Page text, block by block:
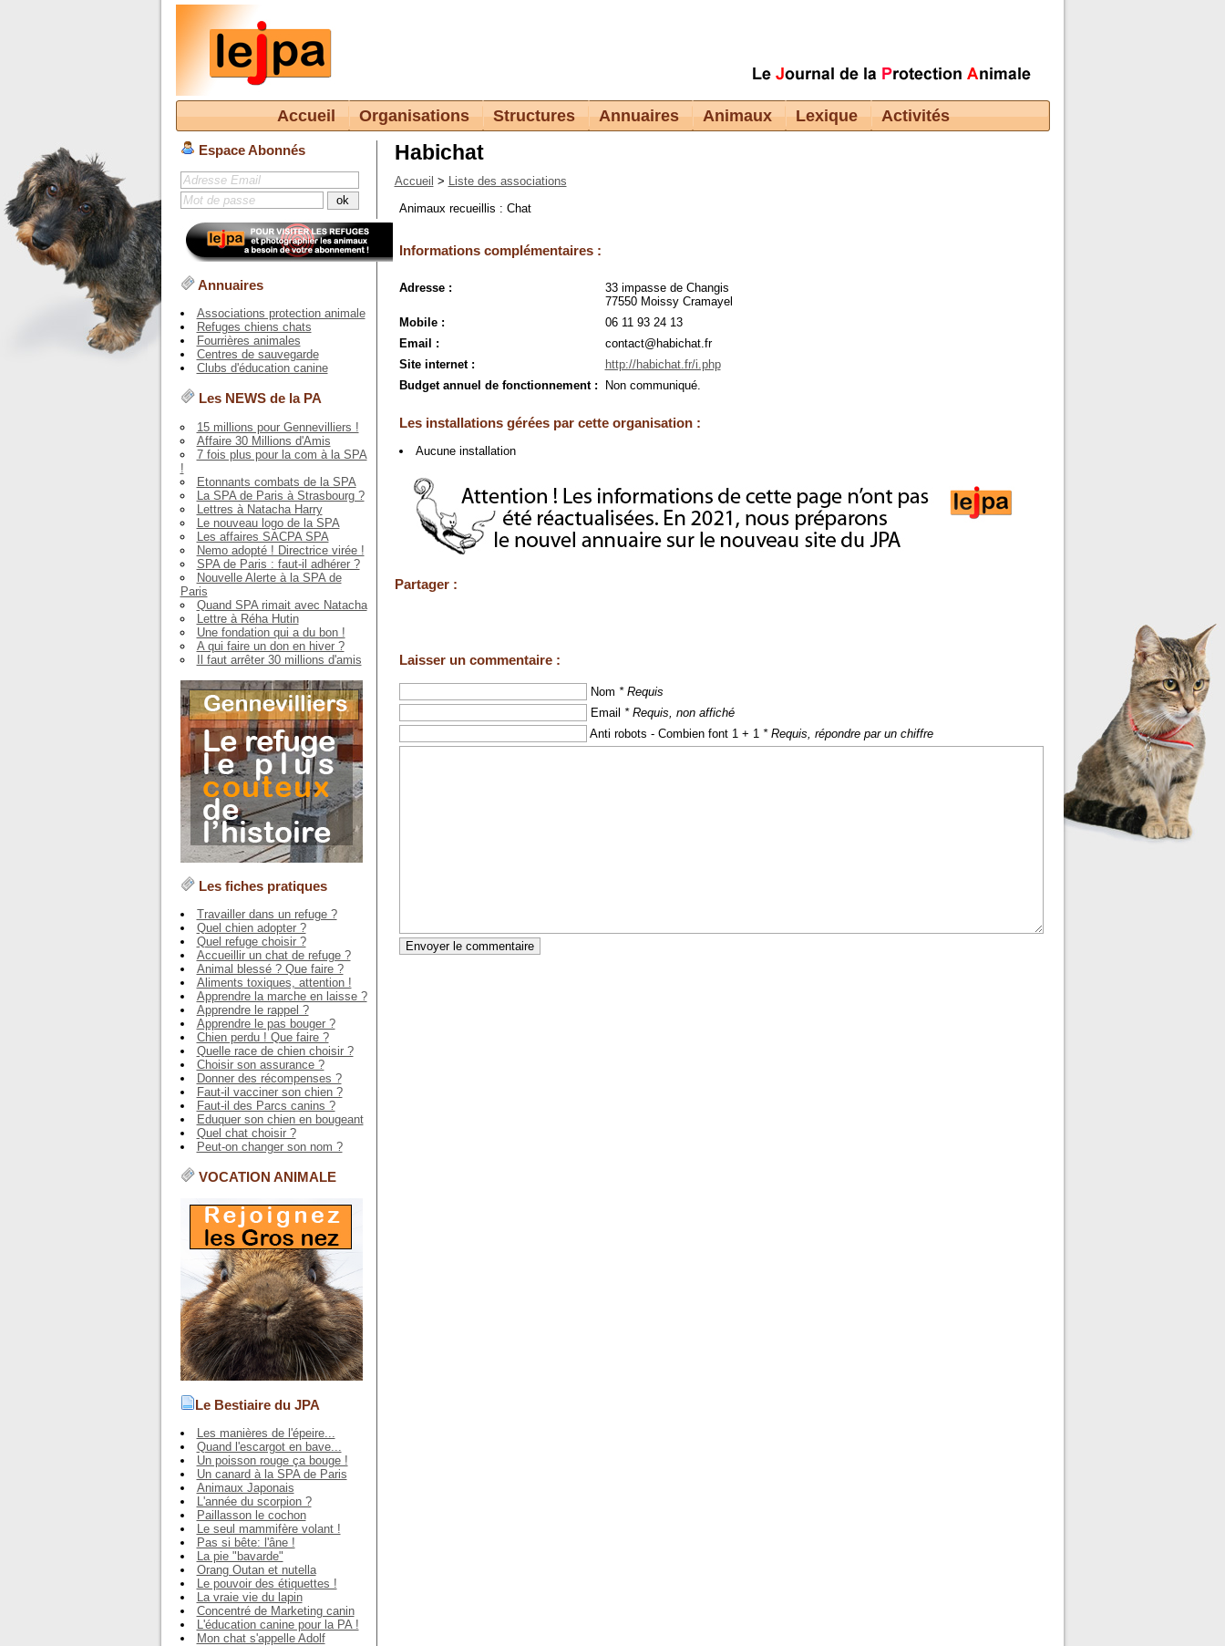
Accueil Organisations Structures Annuaires Animaux Lexique Activités
Espace Abonnés
Annuaires
Associations protection animale
Refuges chiens chats
Fourrières animales
Centres de sauvegarde
Clubs d'éducation canine
Les NEWS de la PA
15 millions pour Gennevilliers !
Affaire 30 Millions d'Amis
7 fois plus pour la com à la SPA
!
Etonnants combats de la SPA
La SPA de Paris à Strasbourg ?
Lettres à Natacha Harry
Le nouveau logo de la SPA
Les affaires SACPA SPA
Nemo adopté ! Directrice virée !
SPA de Paris : faut-il adhérer ?
Nouvelle Alerte à la SPA de
Paris
Quand SPA rimait avec Natacha
Lettre à Réha Hutin
Une fondation qui a du bon !
A qui faire un don en hiver ?
Il faut arrêter 30 millions d'amis
Les fiches pratiques
Travailler dans un refuge ?
Quel chien adopter ?
Quel refuge choisir ?
Accueillir un chat de refuge ?
Animal blessé ? Que faire ?
Aliments toxiques, attention !
Apprendre la marche en laisse ?
Apprendre le rappel ?
Apprendre le pas bouger ?
Chien perdu ! Que faire ?
Quelle race de chien choisir ?
Choisir son assurance ?
Donner des récompenses ?
Faut-il vacciner son chien ?
Faut-il des Parcs canins ?
Eduquer son chien en bougeant
Quel chat choisir ?
Peut-on changer son nom ?
VOCATION ANIMALE
Le Bestiaire du JPA
Les manières de l'épeire...
Quand l'escargot en bave...
Un poisson rouge ça bouge !
Un canard à la SPA de Paris
Animaux Japonais
L'année du scorpion ?
Paillasson le cochon
Le seul mammifère volant !
Pas si bête: l'âne !
La pie "bavarde"
Orang Outan et nutella
Le pouvoir des étiquettes !
La vraie vie du lapin
Concentré de Marketing canin
L'éducation canine pour la PA !
Mon chat s'appelle Adolf
Habichat
Accueil > Liste des associations
Animaux recueillis : Chat
Informations complémentaires :
Adresse :
33 impasse de Changis
77550 Moissy Cramayel
Mobile :
06 11 93 24 13
Email :
contact@habichat.fr
Site internet :
http://habichat.fr/i.php
Budget annuel de fonctionnement :
Non communiqué.
Les installations gérées par cette organisation :
Aucune installation
Partager :
Laisser un commentaire :
Nom * Requis
Email * Requis, non affiché
Anti robots - Combien font 1 + 1 * Requis, répondre par un chiffre